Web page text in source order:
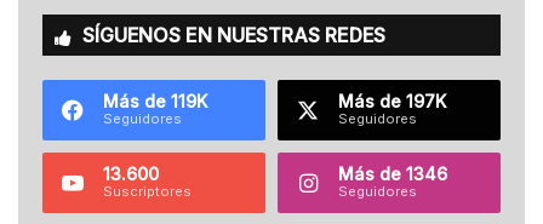
SÍGUENOS EN NUESTRAS REDES
Más de 119K
Seguidores
Más de 197K
Seguidores
13.600
Suscriptores
Más de 1346
Seguidores